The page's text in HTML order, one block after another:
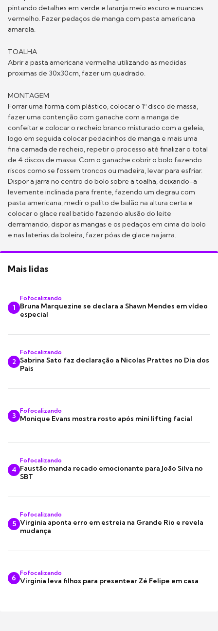
pintando detalhes em verde e laranja meio escuro e nuances
vermelho. Fazer pedaços de manga com pasta americana
amarela.
TOALHA
Abrir a pasta americana vermelha utilizando as medidas
proximas de 30x30cm, fazer um quadrado.
MONTAGEM
Forrar uma forma com plástico, colocar o 1º disco de massa,
fazer uma contenção com ganache com a manga de
confeitar e colocar o recheio branco misturado com a geleia,
logo em seguida colocar pedacinhos de manga e mais uma
fina camada de recheio, repetir o processo até finalizar o total
de 4 discos de massa. Com o ganache cobrir o bolo fazendo
riscos como se fossem troncos ou madeira, levar para esfriar.
Dispor a jarra no centro do bolo sobre a toalha, deixando-a
levemente inclinada para frente, fazendo um degrau com
pasta americana, medir o palito de balão na altura certa e
colocar o glace real batido fazendo alusão do leite
derramando, dispor as mangas e os pedaços em cima do bolo
e nas laterias da boleira, fazer póas de glace na jarra.
Mais lidas
1
Fofocalizando
Bruna Marquezine se declara a Shawn Mendes em vídeo
especial
2
Fofocalizando
Sabrina Sato faz declaração a Nicolas Prattes no Dia dos
Pais
3
Fofocalizando
Monique Evans mostra rosto após mini lifting facial
4
Fofocalizando
Faustão manda recado emocionante para João Silva no
SBT
5
Fofocalizando
Virginia aponta erro em estreia na Grande Rio e revela
mudança
6
Fofocalizando
Virginia leva filhos para presentear Zé Felipe em casa